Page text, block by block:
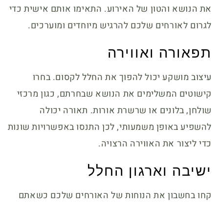
את הנושא והטון של האירוע. התאימו אותם אישית כדי
לגרום לאורחים שלכם להרגיש מיוחדים ומוערכים.
תפאורה ואווירה
עיצוב מושקע יכול להפוך את החלל לקסום. בחרו
קישוטים המשלימים את הנושא שבחרתם, כגון מרכזי
שולחן, בלונים או שרשרת אורות. תאורה יכולה
להשפיע באופן משמעותי, לכן התנסו באפשרויות שונות
כדי ליצור את האווירה הרצויה.
ישיבה וארגון החלל
קחו בחשבון את הנוחות של האורחים שלכם כשאתם